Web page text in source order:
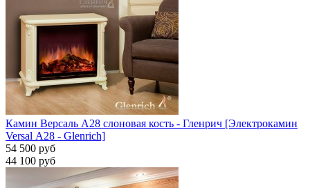
Камин Версаль A28 слоновая кость - Гленрич [Электрокамин
Versal А28 - Glenrich]
54 500 руб
44 100 руб